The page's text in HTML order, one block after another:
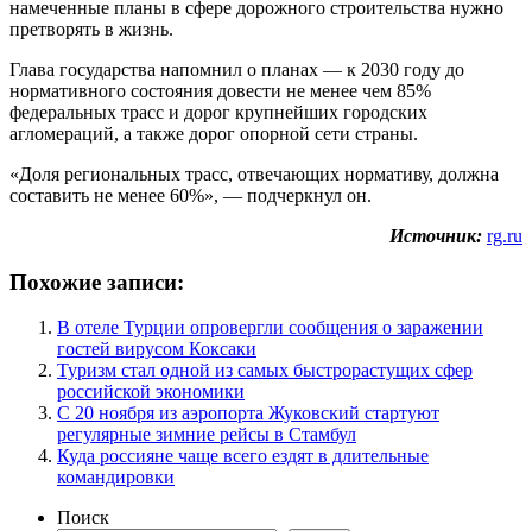
намеченные планы в сфере дорожного строительства нужно
претворять в жизнь.
Глава государства напомнил о планах — к 2030 году до
нормативного состояния довести не менее чем 85%
федеральных трасс и дорог крупнейших городских
агломераций, а также дорог опорной сети страны.
«Доля региональных трасс, отвечающих нормативу, должна
составить не менее 60%», — подчеркнул он.
Источник: rg.ru
Похожие записи:
В отеле Турции опровергли сообщения о заражении
гостей вирусом Коксаки
Туризм стал одной из самых быстрорастущих сфер
российской экономики
С 20 ноября из аэропорта Жуковский стартуют
регулярные зимние рейсы в Стамбул
Куда россияне чаще всего ездят в длительные
командировки
Поиск